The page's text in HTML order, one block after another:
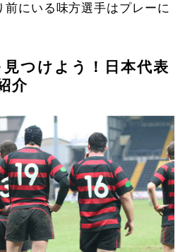
前にいる味方選手はプレーに
つけよう！日本代表
介